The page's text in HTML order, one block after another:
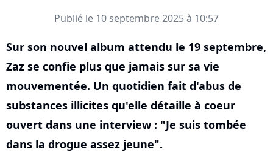
Publié le 10 septembre 2025 à 10:57
Sur son nouvel album attendu le 19 septembre,
Zaz se confie plus que jamais sur sa vie
mouvementée. Un quotidien fait d'abus de
substances illicites qu'elle détaille à coeur
ouvert dans une interview : "Je suis tombée
dans la drogue assez jeune".